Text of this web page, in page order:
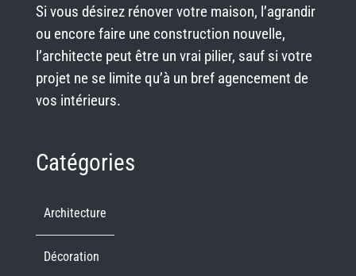
Si vous désirez rénover votre maison, l’agrandir
ou encore faire une construction nouvelle,
l’architecte peut être un vrai pilier, sauf si votre
projet ne se limite qu’à un bref agencement de
vos intérieurs.
Catégories
Architecture
Décoration